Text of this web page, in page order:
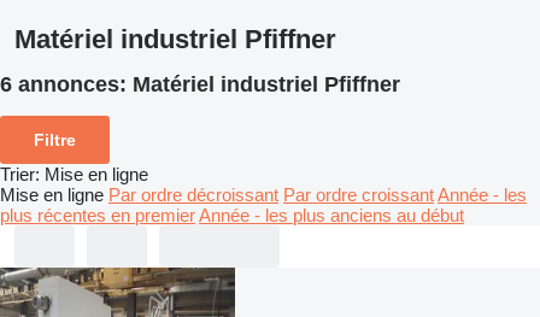
Matériel industriel Pfiffner
6 annonces: Matériel industriel Pfiffner
Filtre
Trier: Mise en ligne
Mise en ligne Par ordre décroissant Par ordre croissantAnnée - les
plus récentes en premierAnnée - les plus anciens au début